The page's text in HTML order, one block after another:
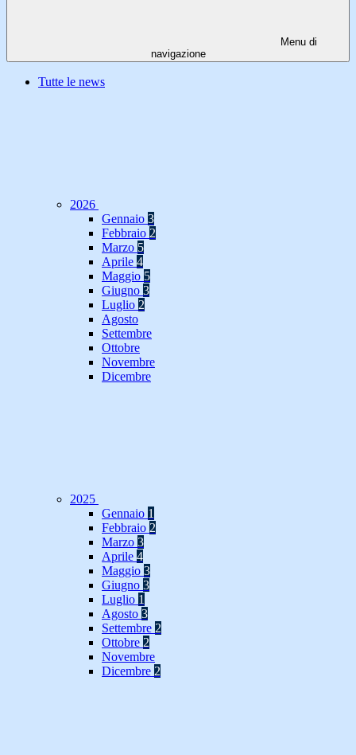
Menu di
navigazione
Tutte le news
2026
Gennaio 3
Febbraio 2
Marzo 5
Aprile 4
Maggio 5
Giugno 3
Luglio 2
Agosto
Settembre
Ottobre
Novembre
Dicembre
2025
Gennaio 1
Febbraio 2
Marzo 3
Aprile 4
Maggio 3
Giugno 3
Luglio 1
Agosto 3
Settembre 2
Ottobre 2
Novembre
Dicembre 2